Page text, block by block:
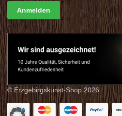
© Erzgebirgskunst-Shop 2026